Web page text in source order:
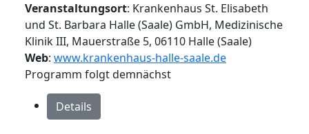
Veranstaltungsort: Krankenhaus St. Elisabeth
und St. Barbara Halle (Saale) GmbH, Medizinische
Klinik III, Mauerstraße 5, 06110 Halle (Saale)
Web: www.krankenhaus-halle-saale.de
Programm folgt demnächst
Details